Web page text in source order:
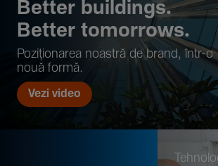
Better buil­dings.
Better tomor­rows.
Pozi­țio­narea noastră de brand, într-o
nouă formă.
Vezi video